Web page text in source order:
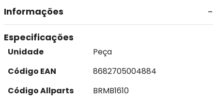
Informações
Especificações
Unidade
Peça
Código EAN
8682705004884
Código Allparts
BRMB1610